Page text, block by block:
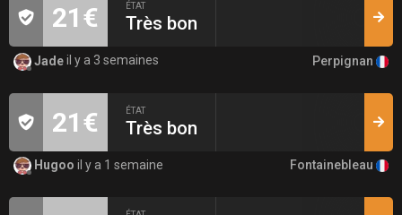
21€ ÉTAT
Très bon
Jadeil y a 3 semaines Perpignan
21€ ÉTAT
Très bon
Hugoo il y a 1 semaine Fontainebleau